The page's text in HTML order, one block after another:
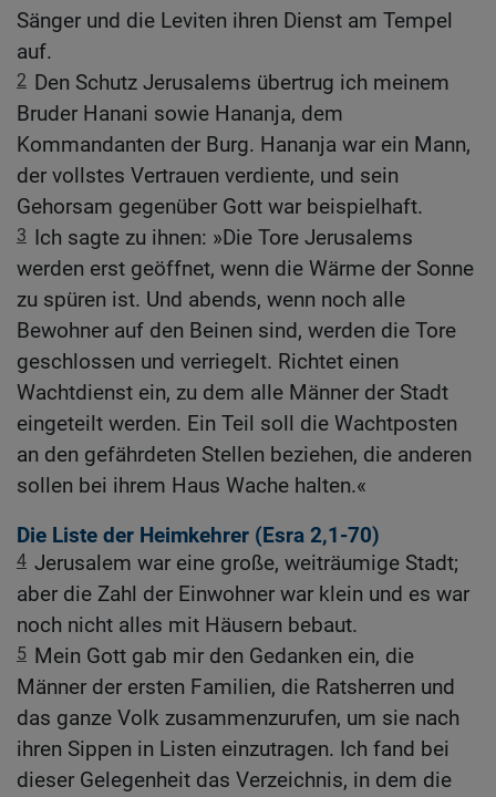
Sänger und die Leviten ihren Dienst am Tempel
auf.
2 Den Schutz Jerusalems übertrug ich meinem
Bruder Hanani sowie Hananja, dem
Kommandanten der Burg. Hananja war ein Mann,
der vollstes Vertrauen verdiente, und sein
Gehorsam gegenüber Gott war beispielhaft.
3 Ich sagte zu ihnen: »Die Tore Jerusalems
werden erst geöffnet, wenn die Wärme der Sonne
zu spüren ist. Und abends, wenn noch alle
Bewohner auf den Beinen sind, werden die Tore
geschlossen und verriegelt. Richtet einen
Wachtdienst ein, zu dem alle Männer der Stadt
eingeteilt werden. Ein Teil soll die Wachtposten
an den gefährdeten Stellen beziehen, die anderen
sollen bei ihrem Haus Wache halten.«
Die Liste der Heimkehrer (Esra 2,1-70)
4 Jerusalem war eine große, weiträumige Stadt;
aber die Zahl der Einwohner war klein und es war
noch nicht alles mit Häusern bebaut.
5 Mein Gott gab mir den Gedanken ein, die
Männer der ersten Familien, die Ratsherren und
das ganze Volk zusammenzurufen, um sie nach
ihren Sippen in Listen einzutragen. Ich fand bei
dieser Gelegenheit das Verzeichnis, in dem die